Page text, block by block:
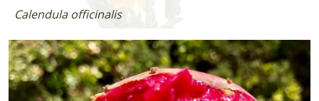
Calendula officinalis